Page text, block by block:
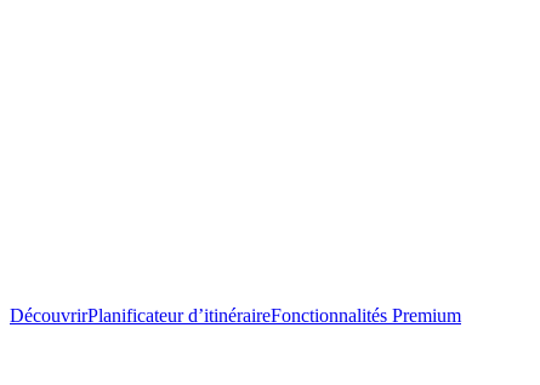
DécouvrirPlanificateur d’itinéraireFonctionnalités Premium